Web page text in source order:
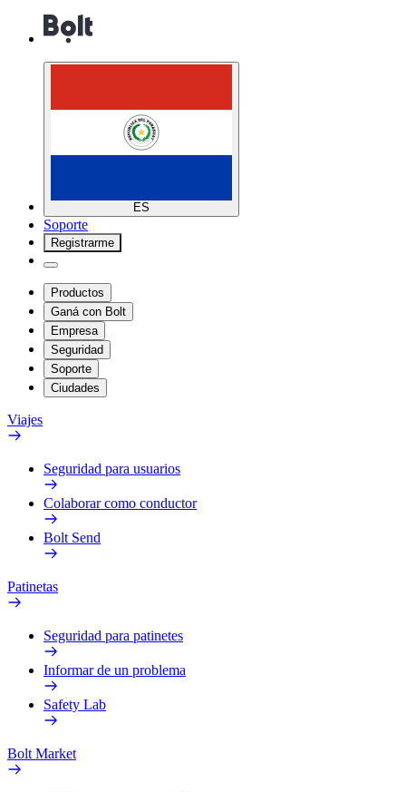
ES
Soporte
Registrarme
Productos
Ganá con Bolt
Empresa
Seguridad
Soporte
Ciudades
Viajes
Seguridad para usuarios
Colaborar como conductor
Bolt Send
Patinetas
Seguridad para patinetes
Informar de un problema
Safety Lab
Bolt Market